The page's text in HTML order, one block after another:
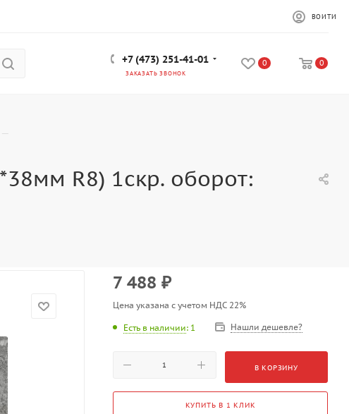
ВОЙТИ
+7 (473) 251-41-01
ЗАКАЗАТЬ ЗВОНОК
0 0
—
R8) 1скр. оборот:
7 488 ₽
Цена указана с учетом НДС 22%
Есть в наличии: 1 Нашли дешевле?
В КОРЗИНУ
КУПИТЬ В 1 КЛИК